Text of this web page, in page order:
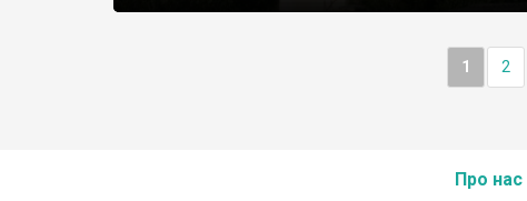
1 2
Про нас